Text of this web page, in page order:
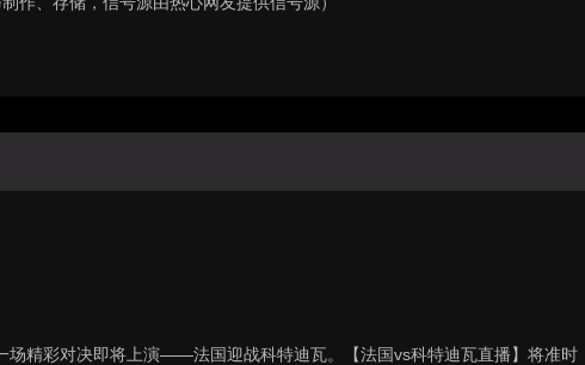
场精彩对决即将上演——法国迎战科特迪瓦。【法国vs科特迪瓦直播】将准时